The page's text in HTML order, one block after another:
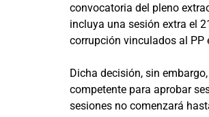
convocatoria del pleno
incluya una sesión extra el
corrupción vinculados al PP
Dicha decisión, sin
competente para aprobar
sesiones no comenzará